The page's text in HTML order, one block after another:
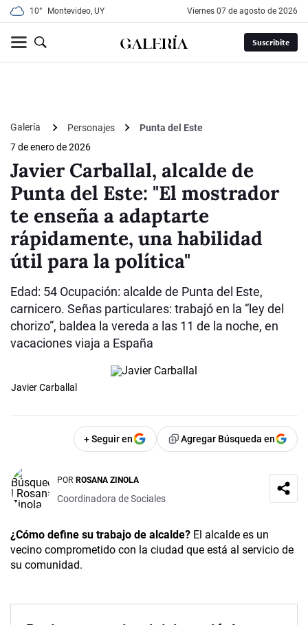
10° Montevideo, UY viernes 07 de agosto de 2026
Suscribite
Galería Personajes
Punta del Este
7 de enero de 2026
Javier Carballal, alcalde de
Punta del Este: "El mostrador
te enseña a adaptarte
rápidamente, una habilidad
útil para la política"
Edad: 54 Ocupación: alcalde de Punta del Este,
carnicero. Señas particulares: trabajó en la “ley del
chorizo”, baldea la vereda a las 11 de la noche, en
vacaciones viaja a España
Javier Carballal
+ Seguir en Agregar Búsqueda en
POR ROSANA ZINOLA
Coordinadora de Sociales
¿Cómo define su trabajo de alcalde? El alcalde es un
vecino comprometido con la ciudad que está al servicio de
su comunidad.